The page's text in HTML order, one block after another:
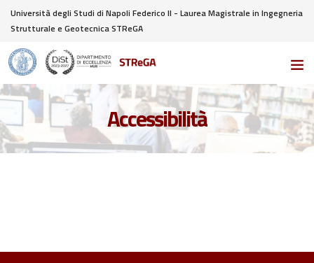
Università degli Studi di Napoli Federico II - Laurea Magistrale in Ingegneria
Strutturale e Geotecnica STReGA
Accessibilità